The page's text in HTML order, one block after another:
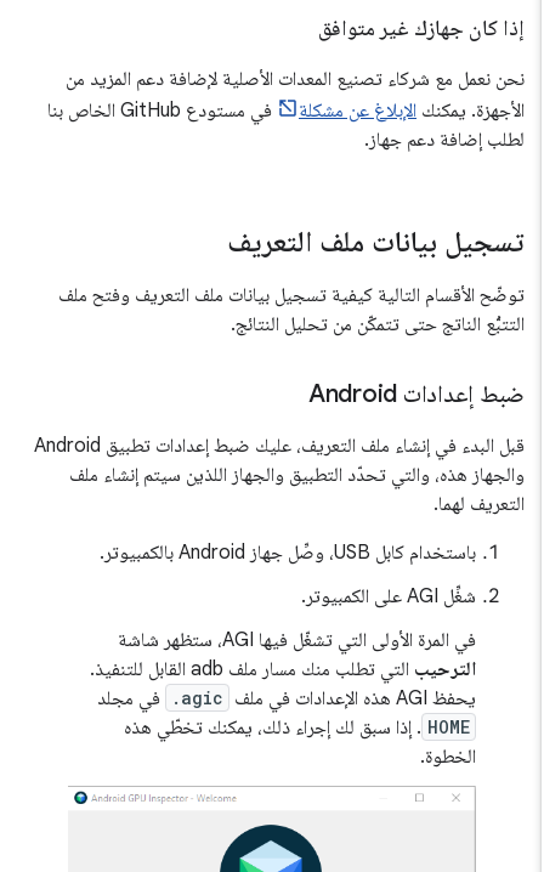
إذا كان جهازك غير متوافق
نحن نعمل مع شركاء تصنيع المعدات الأصلية لإضافة دعم المزيد من
الأجهزة. يمكنكالإبلاغ عن مشكلة
في مستودع GitHub الخاص بنا
لطلب إضافة دعم جهاز.
تسجيل بيانات ملف التعريف
توضّح الأقسام التالية كيفية تسجيل بيانات ملف التعريف وفتح ملف
التتبُّع الناتج حتى تتمكّن من تحليل النتائج.
ضبط إعدادات Android
قبل البدء في إنشاء ملف التعريف، عليك ضبط إعدادات تطبيق Android
والجهاز هذه، والتي تحدّد التطبيق والجهاز اللذين سيتم إنشاء ملف
التعريف لهما.
باستخدام كابل USB، وصِّل جهاز Android بالكمبيوتر.
شغِّل AGI على الكمبيوتر.
في المرة الأولى التي تشغّل فيها AGI، ستظهر شاشة
الترحيب
التي تطلب منك مسار ملف adb القابل للتنفيذ.
يحفظ AGI هذه الإعدادات في ملف
.agic في مجلد
HOME . إذا سبق لك إجراء ذلك، يمكنك تخطّي هذه
الخطوة.